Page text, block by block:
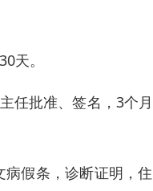
天。
任批准、签名，3个
假条，诊断证明，